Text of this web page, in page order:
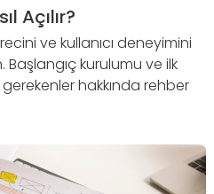
Açılır?
ve kullanıcı deneyimini
Başlangıç kurulumu ve ilk
hakkında rehber